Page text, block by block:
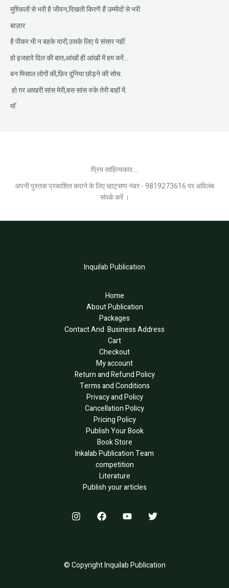
मुश्किलों से भरी है जीवन,दिखती किरणें हैं उम्मीदों से भरी
बाज़ार
है पीकर भी न बहके यारों,उसके लिए ये संसार नहीं
हो इजहारे दिल की बात,आंखों ही आंखों में हम करें…
बन मिसाल लोगों की,फ़िर दुनिया छोड़ने की सोच.
हो ग़र आखरी सांस मेरी,बस सांस रुके तेरी बाहों में.
माॅ
प्रिय साहित्यकार....
अपनी पुस्तक प्रकाशित कराने के लिए व्हाट्सप्प नंबर - 9819273616 पर अविलंब
संपर्क करें ।
Inquilab Publication
Home
About Publication
Packages
Contact And Business Address
Cart
Checkout
My account
Return and Refund Policy
Terms and Conditions
Privacy and Policy
Cancellation Policy
Pricing Policy
Publish Your Book
Book Store
Inkalab Publication Team
competition
Literature
Publish your articles
© Copyright Inquilab Publication